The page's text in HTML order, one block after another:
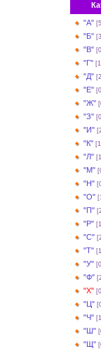
"А"
"Б"
"В"
"Г" [1]
"Д"
"Е"
"Ж"
"З"
"И"
"К" [1]
"Л"
"М"
"Н"
"О"
"П"
"Р"
"С"
"Т"
"У"
"Ф"
"Х"
"Ц"
"Ч"
"Ш"
"Щ"